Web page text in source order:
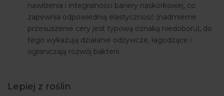
nawilżenia i integralności bariery naskórkowej, co
zapewnia odpowiednią elastyczność (nadmierne
przesuszenie cery jest typową oznaką niedoboru), do
tego wykazują działanie odżywcze, łagodzące i
ograniczają rozwój bakterii.
Lepiej z roślin